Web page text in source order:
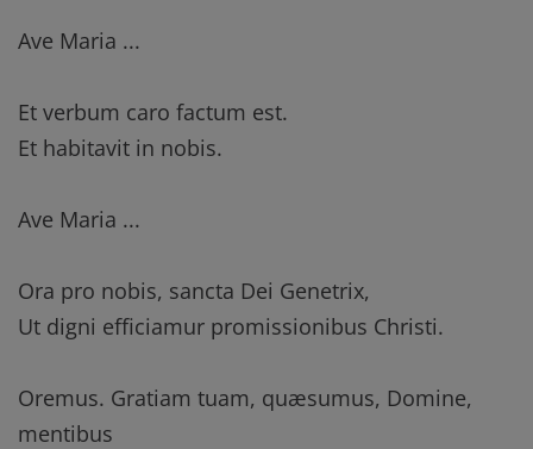
Ave Maria ...
Et verbum caro factum est.
Et habitavit in nobis.
Ave Maria ...
Ora pro nobis, sancta Dei Genetrix,
Ut digni efficiamur promissionibus Christi.
Oremus. Gratiam tuam, quæsumus, Domine,
mentibus